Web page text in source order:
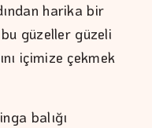
harika bir
güzeller güzeli
içimize çekmek
balığı